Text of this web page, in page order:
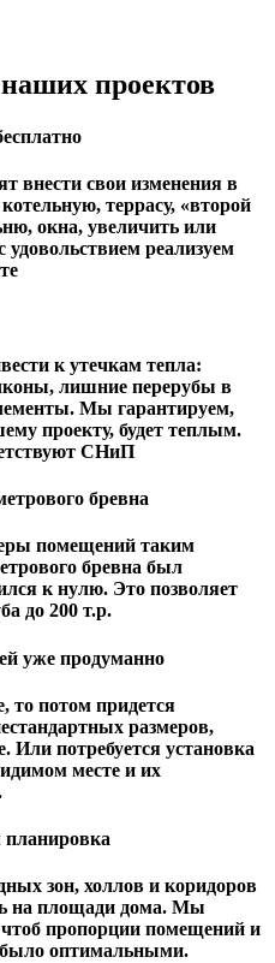
проектов
внести свои изменения в
террасу, «второй
окна, увеличить или
реализуем
к утечкам тепла:
лишние перерубы в
Мы гарантируем,
проекту, будет теплым.
СНиП
бревна
помещений таким
бревна был
к нулю. Это позволяет
до 200 т.р.
уже продуманно
то потом придется
размеров,
Или потребуется установка
месте и их
зон, холлов и коридоров
на площади дома. Мы
чтоб пропорции помещений и
было оптимальными.